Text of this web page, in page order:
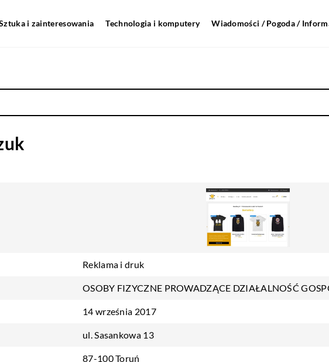
i zainteresowania Technologia i komputery Wiadomości / Pogoda /
Reklama i druk
OSOBY FIZYCZNE PROWADZĄCE DZIAŁALNOŚĆ
14 września 2017
ul. Sasankowa 13
87-100 Toruń